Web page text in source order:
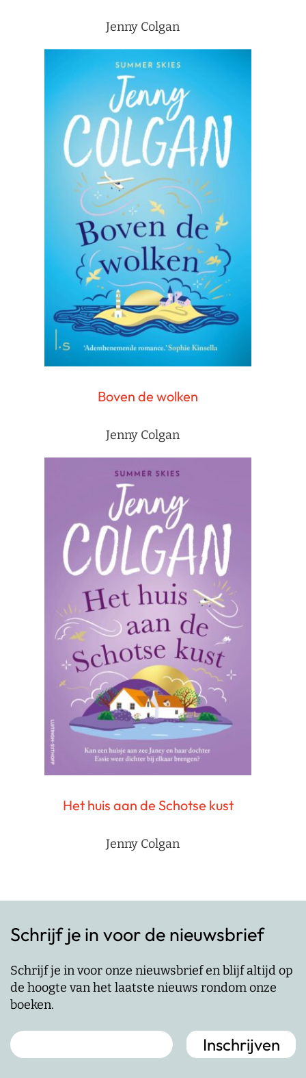
Jenny Colgan
Boven de wolken
Jenny Colgan
Het huis aan de Schotse kust
Jenny Colgan
Schrijf je in voor de nieuwsbrief
Schrijf je in voor onze nieuwsbrief en blijf altijd op
de hoogte van het laatste nieuws rondom onze
boeken.